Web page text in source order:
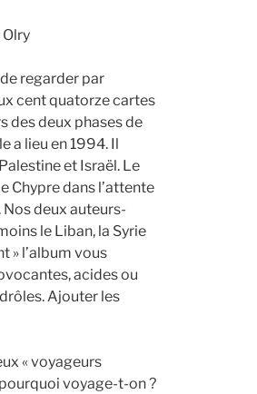
regarder par
cent quatorze cartes
des deux phases de
a lieu en 1994. Il
et Israël. Le
Chypre dans l’attente
Nos deux auteurs-
le Liban, la Syrie
» l’album vous
acides ou
Ajouter les
« voyageurs
voyage-t-on ?